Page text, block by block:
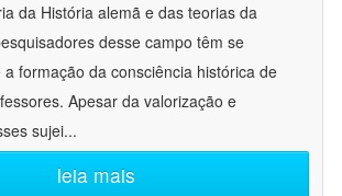
da História alemã e das teorias da
desse campo têm se
formação da consciência histórica de
Apesar da valorização e
sujei...
leia mais